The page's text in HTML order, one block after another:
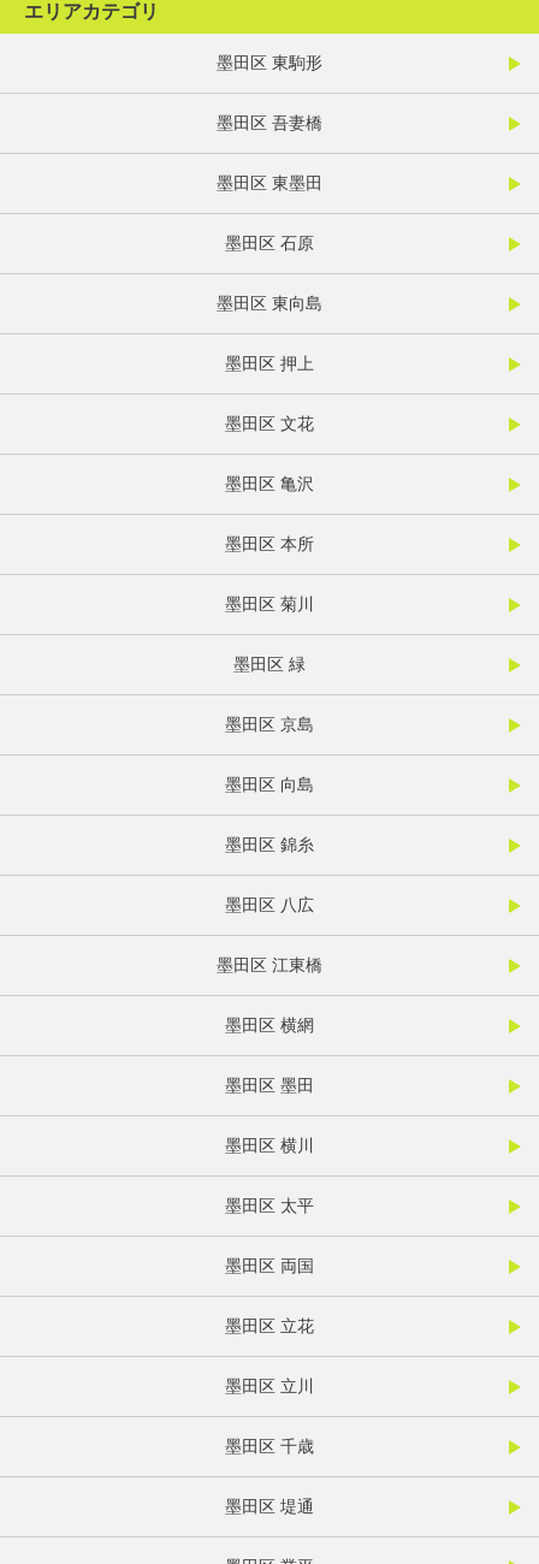
エリアカテゴリ
墨田区 東駒形
墨田区 吾妻橋
墨田区 東墨田
墨田区 石原
墨田区 東向島
墨田区 押上
墨田区 文花
墨田区 亀沢
墨田区 本所
墨田区 菊川
墨田区 緑
墨田区 京島
墨田区 向島
墨田区 錦糸
墨田区 八広
墨田区 江東橋
墨田区 横網
墨田区 墨田
墨田区 横川
墨田区 太平
墨田区 両国
墨田区 立花
墨田区 立川
墨田区 千歳
墨田区 堤通